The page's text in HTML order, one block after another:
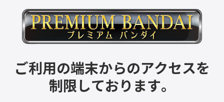
ご利用の端末からのアクセスを
制限しております。